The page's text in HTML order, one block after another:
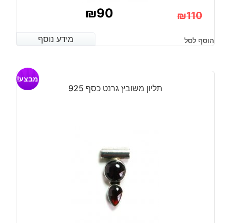
₪110
המקורי
היה:
₪90
הנוכחי
הוא:
מידע נוסף הוסף לסל מידע נוסף
תליון משובץ גרנט כסף 925
מבצע!